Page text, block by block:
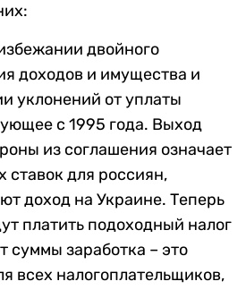
двойного
доходов и имущества и
уклонений от уплаты
с 1995 года. Выход
из соглашения означает
ставок для россиян,
доход на Украине. Теперь
платить подоходный налог
суммы заработка – это
всех налогоплательщиков,